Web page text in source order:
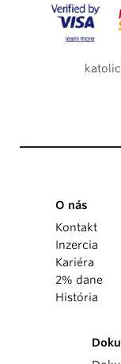
O nás
Kontakt
Inzercia
Kariéra
2% dane
História